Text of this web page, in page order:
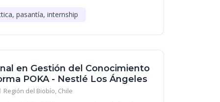
pasantía, internship
en Gestión del Conocimiento
POKA - Nestlé Los Ángeles
Región del Biobío, Chile